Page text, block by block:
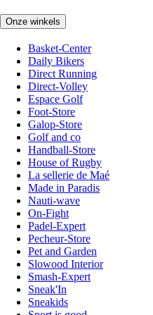
Onze winkels
Basket-Center
Daily Bikers
Direct Running
Direct-Volley
Espace Golf
Foot-Store
Galop-Store
Golf and co
Handball-Store
House of Rugby
La sellerie de Maé
Made in Paradis
Nauti-wave
On-Fight
Padel-Expert
Pecheur-Store
Pet and Garden
Slowood Interior
Smash-Expert
Sneak'In
Sneakids